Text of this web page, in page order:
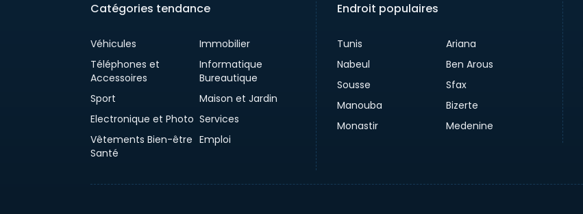
Catégories tendance
Véhicules
Immobilier
Téléphones et
Accessoires
Informatique
Bureautique
Sport
Maison et Jardin
Electronique et Photo Services
Vêtements Bien-être
Santé
Emploi
Endroit populaires
Tunis
Ariana
Nabeul
Ben Arous
Sousse
Sfax
Manouba
Bizerte
Monastir
Medenine